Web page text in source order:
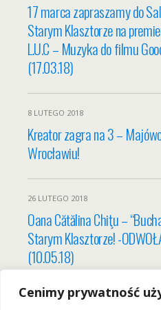
Cenimy prywatność
17 marca zapraszamy do
Starym Klasztorze na
L.U.C – Muzyka do filmu
(17.03.18)
8 LUTEGO 2018
Kreator zagra na 3 –
Wrocławiu!
26 LUTEGO 2018
Oana Cătălina Chiţu –
Starym Klasztorze! -
(10.05.18)